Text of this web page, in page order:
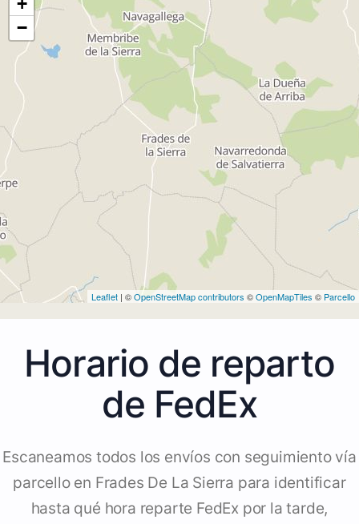
−
Leaflet | ©OpenStreetMap contributors ©OpenMapTiles © Parcello
Horario de reparto
de FedEx
Escaneamos todos los envíos con seguimiento vía
parcello en Frades De La Sierra para identificar
hasta qué hora reparte FedEx por la tarde,